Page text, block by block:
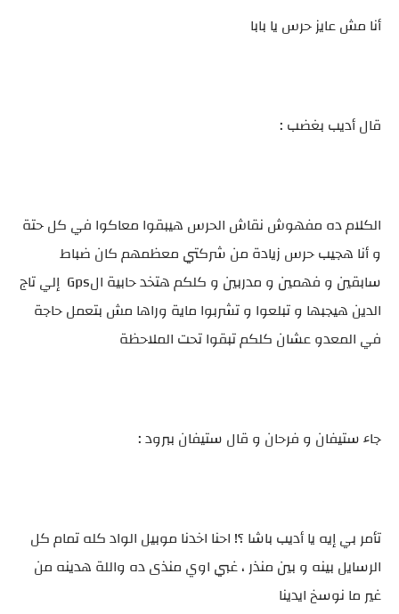
أنا مش عايز حرس يا بابا
قال أديب بغضب :
الكلام ده مفهوش نقاش الحرس هيبقوا معاكوا في كل حتة
و أنا هجيب حرس زيادة من شركتي معظمهم كان ضباط
سابقين و فهمين و مدربين و كلكم هتخد حابية الGps إلي تاج
الدين هيجبها و تبلعوا و تشربوا ماية وراها مش بتعمل حاجة
في المعدو عشان كلكم تبقوا تحت الملاحظة
جاء ستيفان و فرحان و قال ستيفان ببرود :
تأمر بي إيه يا أديب باشا ؟! احنا اخدنا موبيل الواد كله تمام كل
الرسايل بينه و بين منذر ، غبي اوي منذى ده واللة هدينه من
غير ما نوسخ ايدينا